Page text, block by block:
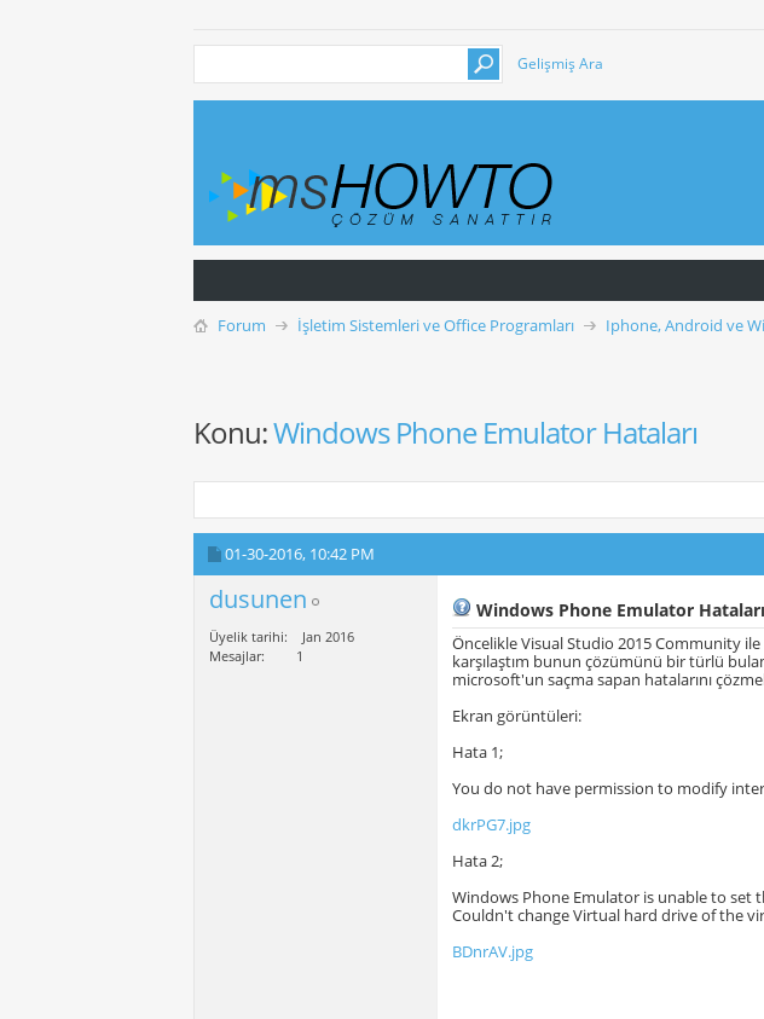
Gelişmiş Ara
Forum İşletim Sistemleri ve Office Programları Iphone, Android ve
Konu:Windows Phone Emulator Hataları
01-30-2016, 10:42 PM
dusunen
Üyelik tarihi
Jan 2016
Mesajlar
1
Windows Phone Emulator Hataları
Öncelikle Visual Studio 2015 Community
karşılaştım bunun çözümünü bir türlü
microsoft'un saçma sapan hatalarını
Ekran görüntüleri:
Hata 1;
You do not have permission to modify
dkrPG7.jpg
Hata 2;
Windows Phone Emulator is unable to set
Couldn't change Virtual hard drive of the
BDnrAV.jpg